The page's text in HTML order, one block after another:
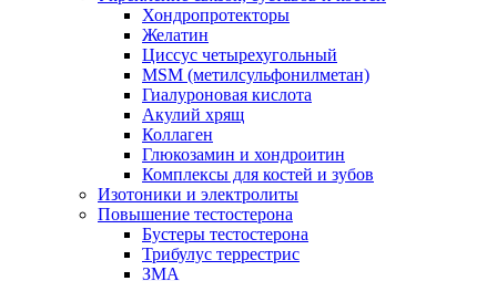
Хондропротекторы
Желатин
Циссус четырехугольный
MSM (метилсульфонилметан)
Гиалуроновая кислота
Акулий хрящ
Коллаген
Глюкозамин и хондроитин
Комплексы для костей и зубов
Изотоники и электролиты
Повышение тестостерона
Бустеры тестостерона
Трибулус террестрис
ЗМА